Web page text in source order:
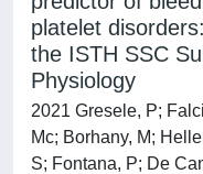
platelet
the ISTH SSC
Physiology
2021 Gresele, P;
Mc; Borhany, M;
S; Fontana, P; De